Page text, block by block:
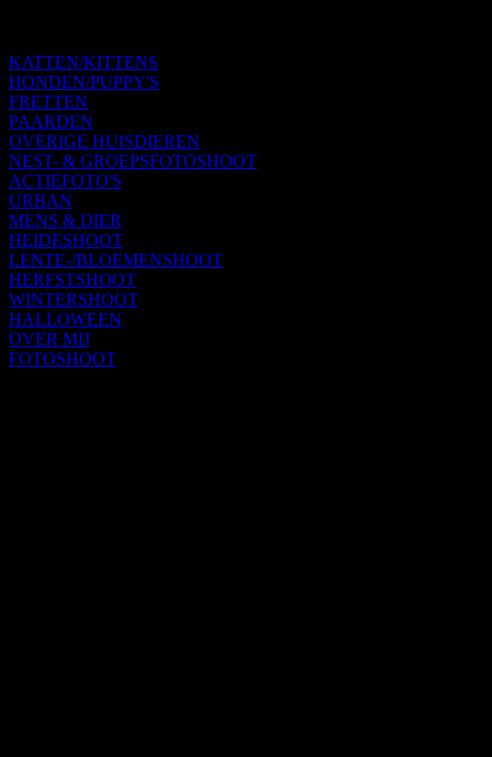
KATTEN/KITTENS
HONDEN/PUPPY'S
FRETTEN
PAARDEN
OVERIGE HUISDIEREN
NEST- & GROEPSFOTOSHOOT
ACTIEFOTO'S
URBAN
MENS & DIER
HEIDESHOOT
LENTE-/BLOEMENSHOOT
HERFSTSHOOT
WINTERSHOOT
HALLOWEEN
OVER MIJ
FOTOSHOOT